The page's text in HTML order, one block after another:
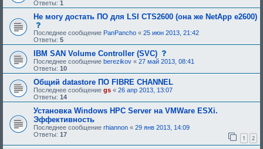
н
и
я
е
б
ю
щ
е
д
я
Ответы: 1
Не могу достать ПО для LSI CTS2600 (она же NetApp e2600)
о
о
б
щ
е
н
и
е
,
т
р
е
б
у
ю
щ
е
Последнее сообщение PanPancho « 25 июн 2013, 21:42
Ответы: 5
IBM SAN Volume Controller (SVC)
о
б
щ
е
н
и
е
,
р
б
Последнее сообщение berezikov « 27 май 2013, 08:41
Ответы: 10
Общий datastore ПО FIBRE CHANNEL
Последнее сообщение gs « 26 апр 2013, 13:07
Ответы: 14
Установка Windows HPC Server на VMWare ESXi.
Эффективность
Последнее сообщение rhiannon « 29 янв 2013, 14:09
Ответы: 17 1 2